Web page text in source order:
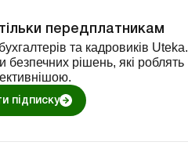
передплатникам
та кадровиків Uteka.
безпечних рішень, які роблять
підписку